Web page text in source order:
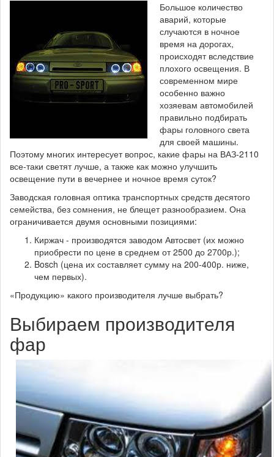
Большое количество
аварий, которые
случаются в ночное
время на дорогах,
происходят вследствие
плохого освещения. В
современном мире
особенно важно
хозяевам автомобилей
правильно подбирать
фары головного света
для своей машины.
Поэтому многих интересует вопрос, какие фары на ВАЗ-2110
все-таки светят лучше, а также как можно улучшить
освещение пути в вечернее и ночное время суток?
Заводская головная оптика транспортных средств десятого
семейства, без сомнения, не блещет разнообразием. Она
ограничивается двумя основными позициями:
Киржач - производятся заводом Автосвет (их можно
приобрести по цене в среднем от 2500 до 2700р.);
Bosch (цена их составляет сумму на 200-400р. ниже,
чем первых).
«Продукцию» какого производителя лучше выбрать?
Выбираем производителя
фар